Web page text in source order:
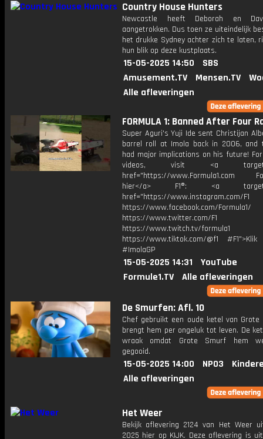
Country House Hunters
Newcastle heeft Deborah en
aangetrokken. Dus toen ze uiteindelijk
het drukke Sydney achter zich te laten,
hun blik op deze kustplaats.
15-05-2025 14:50
SBS
Amusement.TV
Mensen.TV
Alle afleveringen
FORMULA 1: Banned After Four
Super Aguri's Yuji Ide sent Christijan
barrel roll at Imola back in 2006, and
had major implications on his future! For
videos, visit <a
href="https://www.Formula1.com
hier</a> F1®: <a
href="https://www.instagram.com/F1
https://www.facebook.com/Formula1/
https://www.twitter.com/F1
https://www.twitch.tv/formula1
https://www.tiktok.com/@f1
#ImolaGP
15-05-2025 14:31
YouTube
Formule1.TV
Alle afleveringen
De Smurfen: Afl. 10
Chef gebruikt een oude ketel van
brengt hem per ongeluk tot leven. De
wraak omdat Grote Smurf hem
gegooid.
15-05-2025 14:00 NPO3
Alle afleveringen
Het Weer
Bekijk aflevering 2124 van Het Weer
2025 hier op KIJK. Deze aflevering is